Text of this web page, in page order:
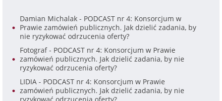
Damian Michalak - PODCAST nr 4: Konsorcjum w
Prawie zamówień publicznych. Jak dzielić zadania, by
nie ryzykować odrzucenia oferty?
Fotograf- PODCAST nr 4: Konsorcjum w Prawie
zamówień publicznych. Jak dzielić zadania, by nie
ryzykować odrzucenia oferty?
LIDIA - PODCAST nr 4: Konsorcjum w Prawie
zamówień publicznych. Jak dzielić zadania, by nie
ryzykować odrzucenia oferty?